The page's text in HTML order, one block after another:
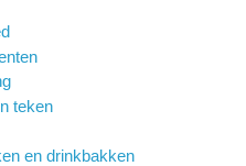
teken
en drinkbakken